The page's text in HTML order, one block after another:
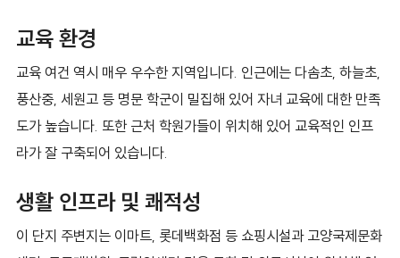
교육 환경
교육 여건 역시 매우 우수한 지역입니다. 인근에는 다솜초, 하늘초,
풍산중, 세원고 등 명문 학군이 밀집해 있어 자녀 교육에 대한 만족
도가 높습니다. 또한 근처 학원가들이 위치해 있어 교육적인 인프
라가 잘 구축되어 있습니다.
생활 인프라 및 쾌적성
이 단지 주변지는 이마트, 롯데백화점 등 쇼핑시설과 고양국제문화